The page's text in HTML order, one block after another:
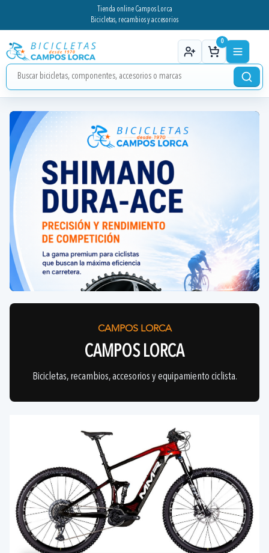
Tienda online Campos Lorca
Bicicletas, recambios y accesorios
0
Bicicletas y componentes
CAMPOS LORCA
CAMPOS LORCA
Bicicletas, recambios, accesorios y equipamiento ciclista.